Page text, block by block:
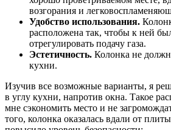
возгорания и
Удобство использования.
расположена так, чтобы к ней
отрегулировать подачу газа.
Эстетичность. Колонка не
кухни.
Изучив все возможные варианты, я
в углу кухни, напротив окна. Такое
мне сэкономить место и не
того, колонка оказалась вдали от